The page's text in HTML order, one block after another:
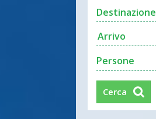
Persone
Cerca